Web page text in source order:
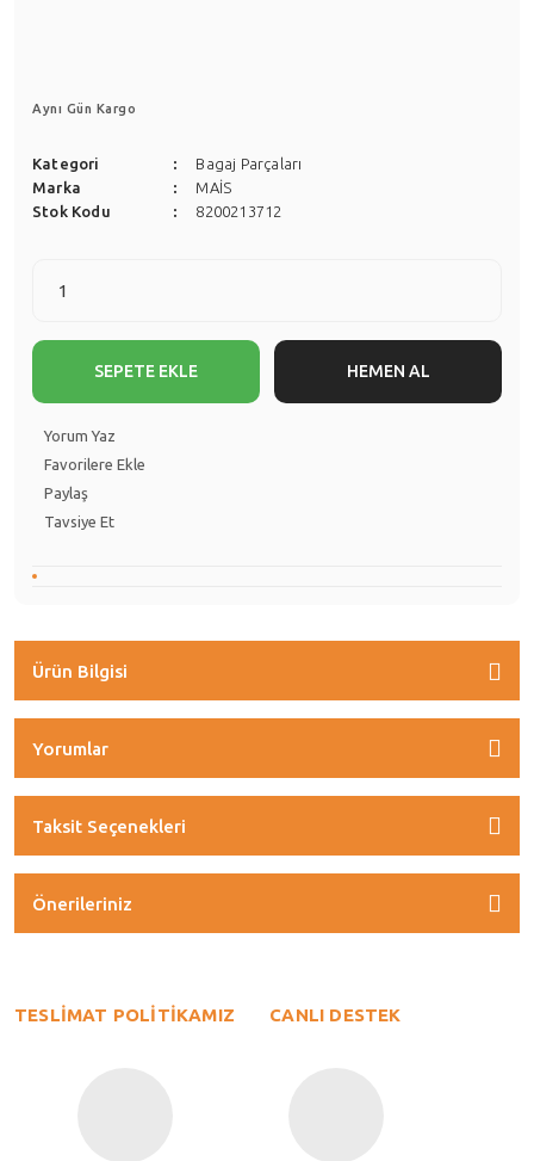
Aynı Gün Kargo
Kategori
Bagaj Parçaları
Marka
MAİS
Stok Kodu
8200213712
SEPETE EKLE HEMEN AL
Yorum Yaz
Paylaş
Tavsiye Et
Ürün Bilgisi
Yorumlar
Taksit Seçenekleri
Önerileriniz
TESLİMAT POLİTİKAMIZ CANLI DESTEK